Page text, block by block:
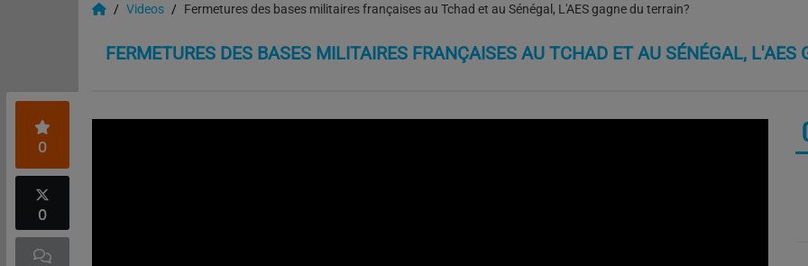
Videos Fermetures des bases militaires françaises au Tchad et au Sénégal, L'AES gagne du terrain?
FERMETURES DES BASES MILITAIRES FRANÇAISES AU TCHAD ET AU SÉNÉGAL, L'AES
0
0